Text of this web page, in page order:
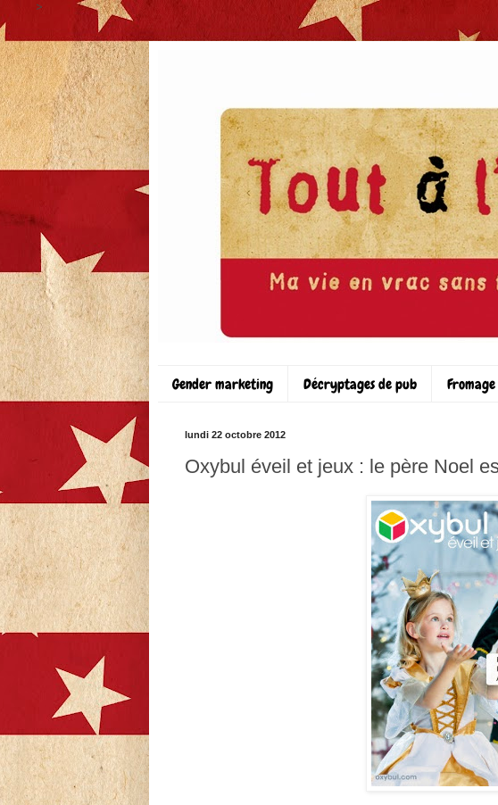
>
Gender marketing Décryptages de pub
lundi 22 octobre 2012
Oxybul éveil et jeux : le père Noel